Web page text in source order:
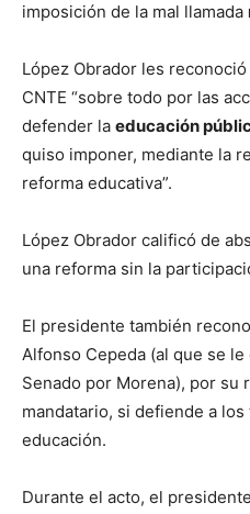
imposición de la mal llamada
López Obrador les
CNTE “sobre todo por las
defender la educación
quiso imponer, mediante la
reforma educativa”.
López Obrador calificó de
una reforma sin la
El presidente también
Alfonso Cepeda (al que se
Senado por Morena), por su
mandatario, si defiende a
educación.
Durante el acto, el